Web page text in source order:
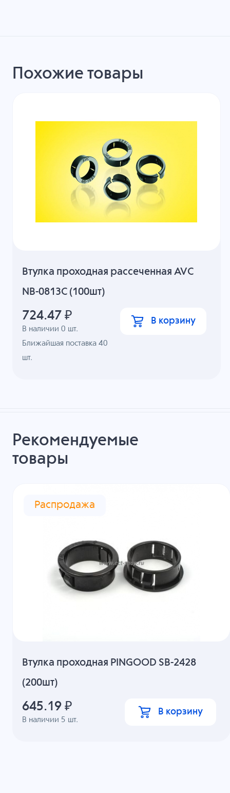
Похожие товары
Втулка проходная рассеченная AVC
NB-0813C (100шт)
В наличии0 шт.
Ближайшая поставка 40
шт.
724.47 ₽ В корзину
Рекомендуемые
товары
Распродажа
Втулка проходная PINGOOD SB-2428
(200шт)
В наличии 5 шт.
645.19 ₽ В корзину